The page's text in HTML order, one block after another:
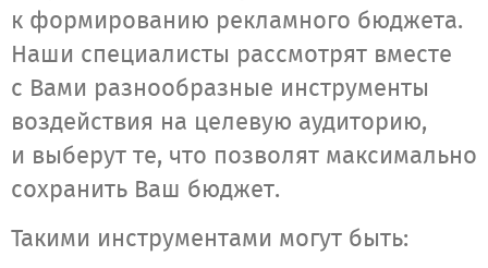
к формированию рекламного бюджета.
Наши специалисты рассмотрят вместе
с Вами разнообразные инструменты
воздействия на целевую аудиторию,
и выберут те, что позволят максимально
сохранить Ваш бюджет.
Такими инструментами могут быть: